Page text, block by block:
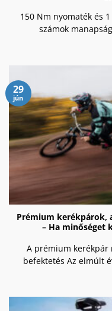
150 Nm nyomaték és
számok
Prémium kerékpárok,
– Ha minőséget
A prémium kerékpár
befektetés Az elmúlt
29
jún